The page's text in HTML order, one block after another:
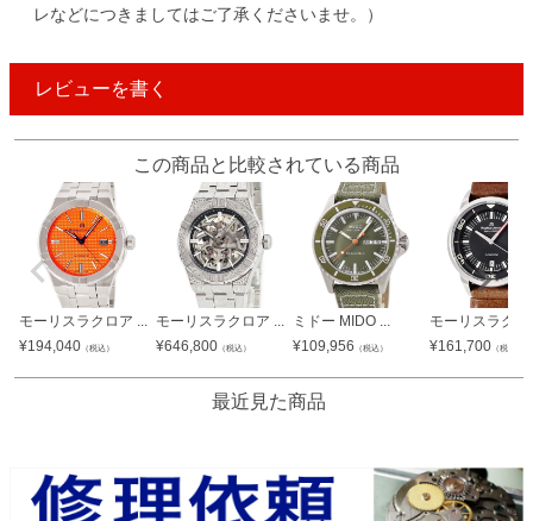
レなどにつきましてはご了承くださいませ。）
レビューを書く
この商品と比較されている商品
モーリスラクロア ...
¥194,040 （税込）
モーリスラクロア ...
¥646,800 （税込）
ミドー MIDO ...
¥109,956 （税込）
モーリスラクロ
¥161,700 （税込）
最近見た商品